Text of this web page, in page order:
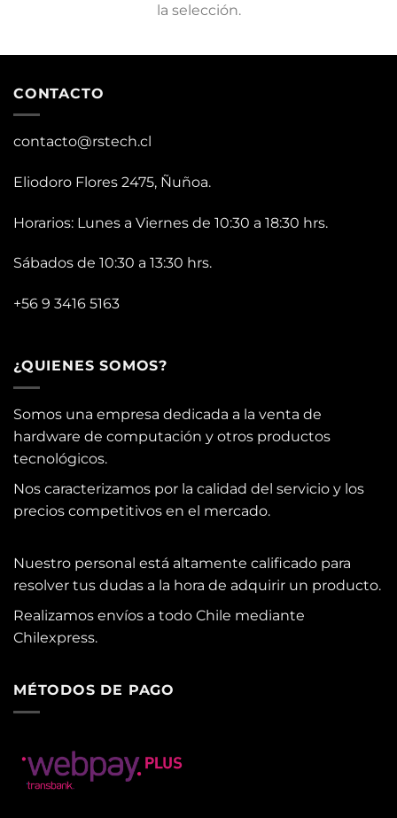
la selección.
CONTACTO
contacto@rstech.cl
Eliodoro Flores 2475, Ñuñoa.
Horarios: Lunes a Viernes de 10:30 a 18:30 hrs.
Sábados de 10:30 a 13:30 hrs.
+56 9 3416 5163
¿QUIENES SOMOS?
Somos una empresa dedicada a la venta de
hardware de computación y otros productos
tecnológicos.
Nos caracterizamos por la calidad del servicio y los
precios competitivos en el mercado.
Nuestro personal está altamente calificado para
resolver tus dudas a la hora de adquirir un producto.
Realizamos envíos a todo Chile mediante
Chilexpress.
MÉTODOS DE PAGO